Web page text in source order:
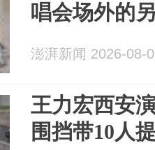
唱会场外的
澎湃新闻 2026-08-
王力宏西安
围挡带10人